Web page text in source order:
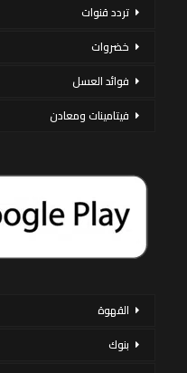
تردد قنوات
خضروات
فوائد العسل
فيتامينات ومعادن
القهوة
بنوك